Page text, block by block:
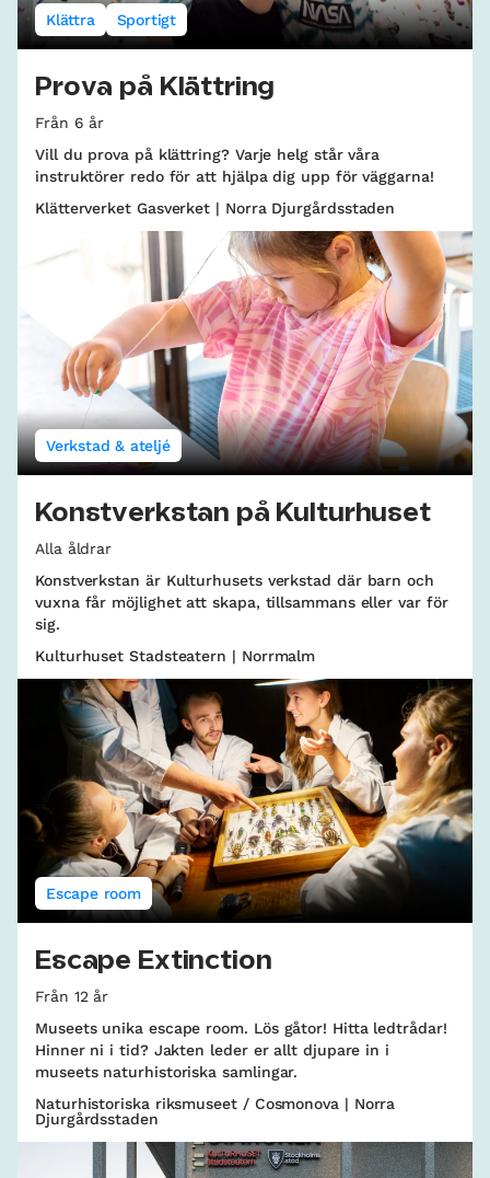
Klättra Sportigt
Prova på Klättring
Från 6 år
Vill du prova på klättring? Varje helg står våra
instruktörer redo för att hjälpa dig upp för väggarna!
Klätterverket Gasverket | Norra Djurgårdsstaden
Verkstad & ateljé
Konstverkstan på Kulturhuset
Alla åldrar
Konstverkstan är Kulturhusets verkstad där barn och
vuxna får möjlighet att skapa, tillsammans eller var för
sig.
Kulturhuset Stadsteatern | Norrmalm
Escape room
Escape Extinction
Från 12 år
Museets unika escape room. Lös gåtor! Hitta ledtrådar!
Hinner ni i tid? Jakten leder er allt djupare in i
museets naturhistoriska samlingar.
Naturhistoriska riksmuseet / Cosmonova | Norra
Djurgårdsstaden